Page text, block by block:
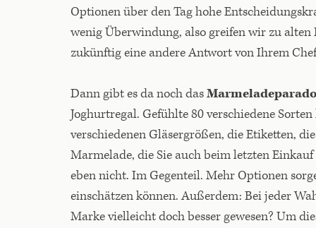
Optionen über den Tag hohe
wenig Überwindung, also greifen wir zu alten
zukünftig eine andere Antwort von Ihrem
Dann gibt es da noch das
Joghurtregal. Gefühlte 80 verschiedene
verschiedenen Gläsergrößen, die Etiketten,
Marmelade, die Sie auch beim letzten
eben nicht. Im Gegenteil. Mehr Optionen
einschätzen können. Außerdem: Bei jeder
Marke vielleicht doch besser gewesen? Um